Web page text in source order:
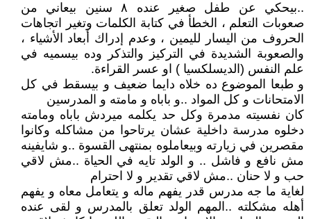
..بيحكي عن طفل صغير عنده ٨ سنين بيعاني من
صعوبات التعلم ، الخطأ في كتابة الكلمات وتغير اتجاهات
الحروف من اليسار لليمين ، وعدم إدراك أبعاد الأشياء ،
والصعوبة الشديدة في التركيز والتذكر وده بيسميه في
علم النفس (الديسلكسيا ) او عسر القراءة.
و طبعا الموضوع ده خلاه دايما ضعيف و بيسقط في كل
الامتحانات و كل المواد ..و باباه و مامته و المدرسين
كان نفسيته مدمرة وكل حد يكلمه ميردش باباه ومامته
دخلوه مدرسة داخلية عشان يرتاحوا من مشاكله وكانوا
مقصرين في زيارته وبيعاملوه بمنتهى القسوة ..و شايفينه
مش نافع و فاشل .. و الولد تايه في الحياة ..مش لاقي
حب و لا حنان ..مش لاقي تقدير و لا احترام
لغاية ما جه مدرس قدر يفهم ماله و يتعامل معاه و يفهم
أهله مشكلته ..المهم الولد تعلق بالمدرس و لقى عنده